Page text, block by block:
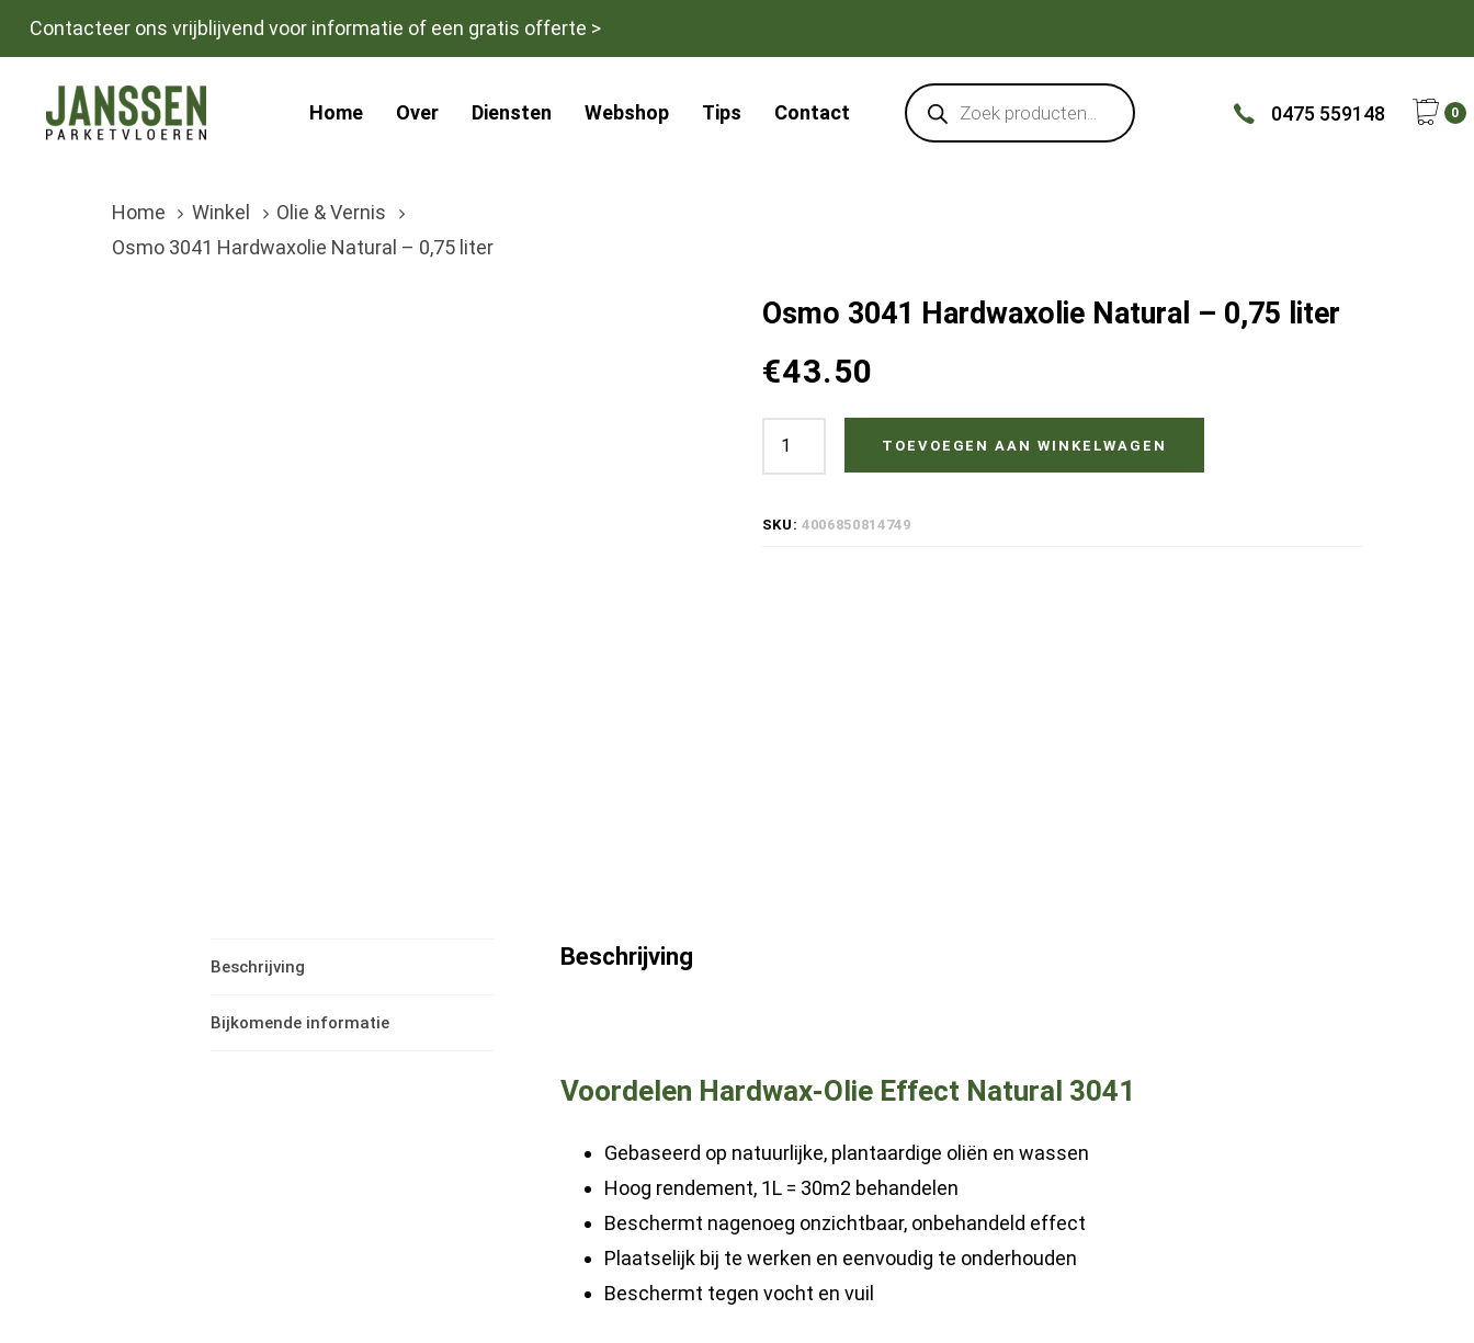
Skip
Skip
primary
navigation
Contacteer ons vrijblijvend voor informatie of een gratis offerte >
Home Over Diensten Webshop Tips Contact
Products
search
0475 559148 0
Home Winkel
Olie & Vernis
Osmo 3041 Hardwaxolie Natural – 0,75 liter
Osmo 3041 Hardwaxolie Natural – 0,75 liter
€43.50
Osmo
3041
TOEVOEGEN AAN WINKELWAGEN
SKU:4006850814749
Beschrijving
Bijkomende informatie
Beschrijving
Voordelen Hardwax-Olie Effect Natural 3041
Gebaseerd op natuurlijke, plantaardige oliën en wassen
Hoog rendement, 1L = 30m2 behandelen
Beschermt nagenoeg onzichtbaar, onbehandeld effect
Plaatselijk bij te werken en eenvoudig te onderhouden
Beschermt tegen vocht en vuil